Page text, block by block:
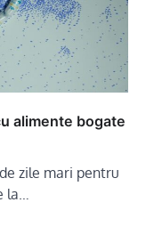
alimente bogate
zile mari pentru
la…